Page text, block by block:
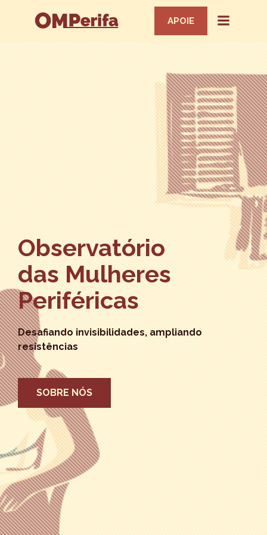
APOIE
Observatório
das Mulheres
Periféricas
Desafiando invisibilidades, ampliando
resistências
SOBRE NÓS